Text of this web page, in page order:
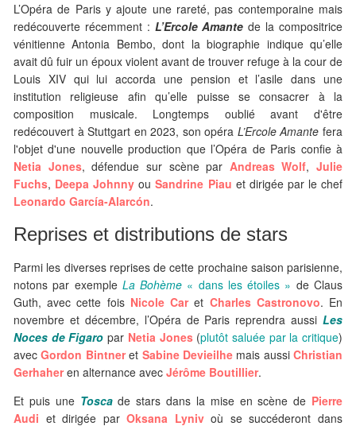
L’Opéra de Paris y ajoute une rareté, pas contemporaine mais
redécouverte récemment : L’Ercole Amante de la compositrice
vénitienne Antonia Bembo, dont la biographie indique qu’elle
avait dû fuir un époux violent avant de trouver refuge à la cour de
Louis XIV qui lui accorda une pension et l’asile dans une
institution religieuse afin qu’elle puisse se consacrer à la
composition musicale. Longtemps oublié avant d'être
redécouvert à Stuttgart en 2023, son opéra L’Ercole Amante fera
l'objet d'une nouvelle production que l’Opéra de Paris confie à
Netia Jones, défendue sur scène par Andreas Wolf, Julie
Fuchs, Deepa Johnny ouSandrine Piau et dirigée par le chef
Leonardo García-Alarcón.
Reprises et distributions de stars
Parmi les diverses reprises de cette prochaine saison parisienne,
notons par exemple La Bohème « dans les étoiles » de Claus
Guth, avec cette fois Nicole Caret Charles Castronovo. En
novembre et décembre, l’Opéra de Paris reprendra aussi Les
Noces de Figaro par Netia Jones(plutôt saluée par la critique)
avecGordon Bintneret Sabine Devieilhemais aussi Christian
Gerhaheren alternance avec Jérôme Boutillier.
Et puis une Toscade stars dans la mise en scène de Pierre
Audi et dirigée parOksana Lynivoù se succéderont dans